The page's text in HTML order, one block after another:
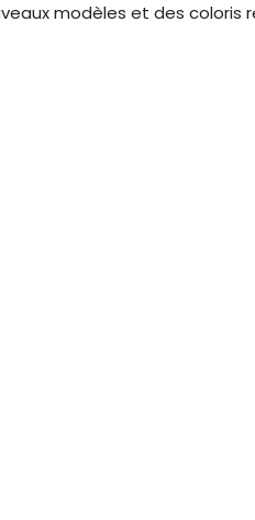
modèles et des coloris